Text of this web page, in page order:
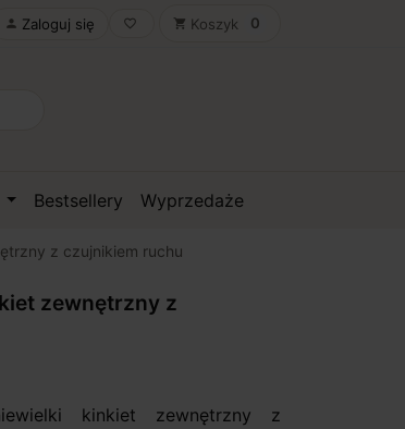
 Zaloguj się favorite_border shopping_cart Koszyk 0
Bestsellery Wyprzedaże
z czujnikiem ruchu
zewnętrzny z
kinkiet zewnętrzny z